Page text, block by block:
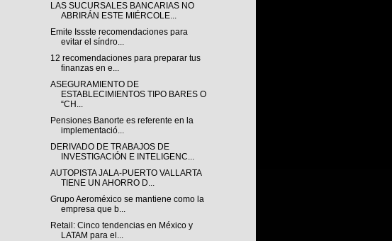
LAS SUCURSALES BANCARIAS NO
ABRIRÁN ESTE MIÉRCOLE...
Emite Issste recomendaciones para
evitar el síndro...
12 recomendaciones para preparar tus
finanzas en e...
ASEGURAMIENTO DE
ESTABLECIMIENTOS TIPO BARES O
“CH...
Pensiones Banorte es referente en la
implementació...
DERIVADO DE TRABAJOS DE
INVESTIGACIÓN E INTELIGENC...
AUTOPISTA JALA-PUERTO VALLARTA
TIENE UN AHORRO D...
Grupo Aeroméxico se mantiene como la
empresa que b...
Retail: Cinco tendencias en México y
LATAM para el...